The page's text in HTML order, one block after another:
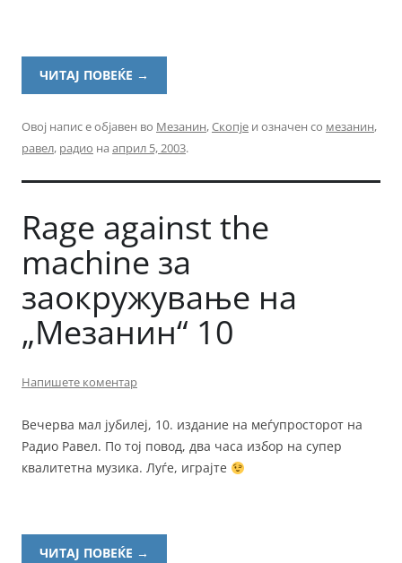
ЧИТАЈ ПОВЕЌЕ →
Овој напис е објавен во Мезанин,Скопје и означен со мезанин,
равел, радио на април 5, 2003.
Rage against the
machine за
заокружување на
„Мезанин“ 10
Напишете коментар
Вечерва мал јубилеј, 10. издание на меѓупросторот на
Радио Равел. По тој повод, два часа избор на супер
квалитетна музика. Луѓе, играјте
ЧИТАЈ ПОВЕЌЕ →